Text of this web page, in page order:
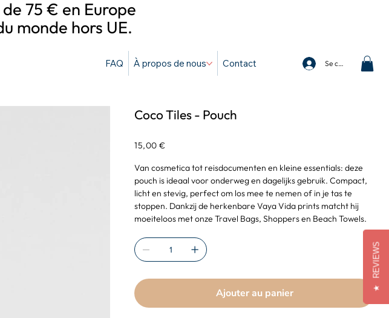
Se connecter
FAQ À propos de nous Contact
75 € en Europe
monde hors UE.
Coco Tiles - Pouch
15,00 €
Van cosmetica tot reisdocumenten en kleine essentials: deze
pouch is ideaal voor onderweg en dagelijks gebruik. Compact,
licht en stevig, perfect om los mee te nemen of in je tas te
stoppen. Dankzij de herkenbare Vaya Vida prints matcht hij
moeiteloos met onze Travel Bags, Shoppers en Beach Towels.
Ajouter au panier ★
REVIEWS